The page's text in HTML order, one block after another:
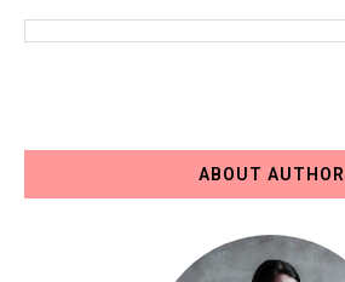
ABOUT AUTHOR